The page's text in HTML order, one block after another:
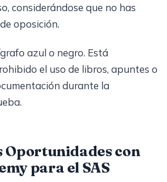
considerándose que no has
oposición.
azul o negro. Está
el uso de libros, apuntes o
durante la
Oportunidades con
para el SAS